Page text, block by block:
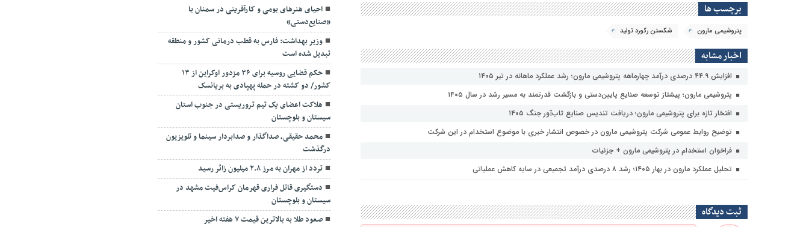
برچسب ها
پتروشیمی مارون شکستن رکورد تولید
اخبار مشابه
افزایش ۴۴.۹ درصدی درآمد چهارماهه پتروشیمی مارون؛ رشد عملکرد ماهانه در تیر ۱۴۰۵
پتروشیمی مارون؛ پیشتاز توسعه صنایع پایین‌دستی و بازگشت قدرتمند به مسیر رشد در سال ۱۴۰۵
افتخار تازه برای پتروشیمی مارون؛ دریافت تندیس صنایع تاب‌آور جنگ ۱۴۰۵
توضیح روابط عمومی شرکت پتروشیمی مارون در خصوص انتشار خبری با موضوع استخدام در این شرکت
فراخوان استخدام در پتروشیمی مارون + جزئیات
تحلیل عملکرد مارون در بهار ۱۴۰۵؛ رشد ۸ درصدی درآمد تجمیعی در سایه کاهش عملیاتی
ثبت دیدگاه
احیای هنرهای بومی و کارآفرینی در سمنان با
«صنایع‌دستی»
وزیر بهداشت: فارس به قطب درمانی کشور و منطقه
تبدیل شده است
حکم قضایی روسیه برای ۳۶ مزدور اوکراین از ۱۳
کشور/ دو کشته در حمله پهپادی به بریانسک
هلاکت اعضای یک تیم تروریستی در جنوب استان
سیستان و بلوچستان
محمد حقیقی، صداگذار و صدابردار سینما و تلویزیون
درگذشت
تردد از مهران به مرز ۲.۸ میلیون زائر رسید
دستگیری قاتل فراری قهرمان کراس‌فیت مشهد در
سیستان‌ و بلوچستان
صعود طلا به بالاترین قیمت ۷ هفته اخیر